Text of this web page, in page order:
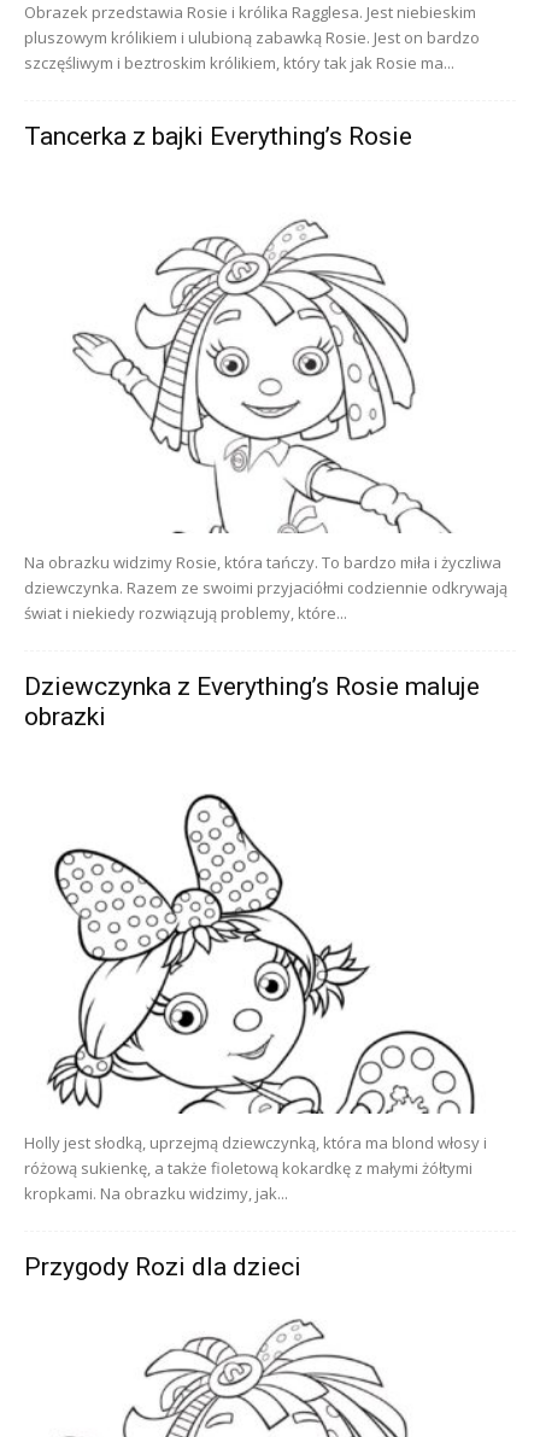
Obrazek przedstawia Rosie i królika Ragglesa. Jest niebieskim
pluszowym królikiem i ulubioną zabawką Rosie. Jest on bardzo
szczęśliwym i beztroskim królikiem, który tak jak Rosie ma...
Tancerka z bajki Everything’s Rosie
Na obrazku widzimy Rosie, która tańczy. To bardzo miła i życzliwa
dziewczynka. Razem ze swoimi przyjaciółmi codziennie odkrywają
świat i niekiedy rozwiązują problemy, które...
Dziewczynka z Everything’s Rosie maluje
obrazki
Holly jest słodką, uprzejmą dziewczynką, która ma blond włosy i
różową sukienkę, a także fioletową kokardkę z małymi żółtymi
kropkami. Na obrazku widzimy, jak...
Przygody Rozi dla dzieci